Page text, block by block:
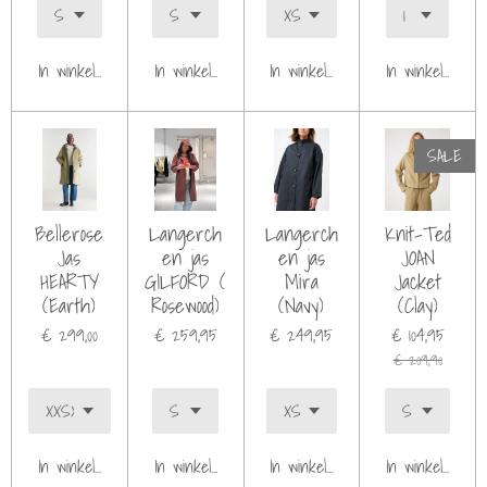
In winkelwagen In winkelwagen In winkelwagen In winkelwagen
Bellerose
Jas
HEARTY
(Earth)
€ 299,00
In winkelwagen
Langerch
en jas
GILFORD (
Rosewood)
€ 259,95
In winkelwagen
Langerch
en jas
Mira
(Navy)
€ 249,95
In winkelwagen
SALE
Knit-Ted
JOAN
Jacket
(Clay)
€ 104,95
€ 209,90
In winkelwagen